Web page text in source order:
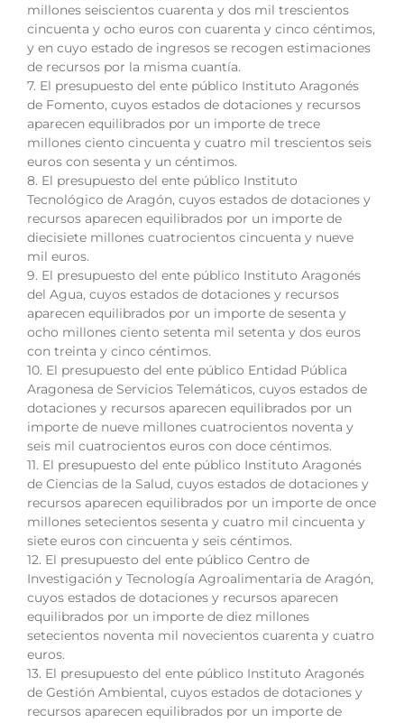
millones seiscientos cuarenta y dos mil trescientos
cincuenta y ocho euros con cuarenta y cinco céntimos,
y en cuyo estado de ingresos se recogen estimaciones
de recursos por la misma cuantía.
7. El presupuesto del ente público Instituto Aragonés
de Fomento, cuyos estados de dotaciones y recursos
aparecen equilibrados por un importe de trece
millones ciento cincuenta y cuatro mil trescientos seis
euros con sesenta y un céntimos.
8. El presupuesto del ente público Instituto
Tecnológico de Aragón, cuyos estados de dotaciones y
recursos aparecen equilibrados por un importe de
diecisiete millones cuatrocientos cincuenta y nueve
mil euros.
9. El presupuesto del ente público Instituto Aragonés
del Agua, cuyos estados de dotaciones y recursos
aparecen equilibrados por un importe de sesenta y
ocho millones ciento setenta mil setenta y dos euros
con treinta y cinco céntimos.
10. El presupuesto del ente público Entidad Pública
Aragonesa de Servicios Telemáticos, cuyos estados de
dotaciones y recursos aparecen equilibrados por un
importe de nueve millones cuatrocientos noventa y
seis mil cuatrocientos euros con doce céntimos.
11. El presupuesto del ente público Instituto Aragonés
de Ciencias de la Salud, cuyos estados de dotaciones y
recursos aparecen equilibrados por un importe de once
millones setecientos sesenta y cuatro mil cincuenta y
siete euros con cincuenta y seis céntimos.
12. El presupuesto del ente público Centro de
Investigación y Tecnología Agroalimentaria de Aragón,
cuyos estados de dotaciones y recursos aparecen
equilibrados por un importe de diez millones
setecientos noventa mil novecientos cuarenta y cuatro
euros.
13. El presupuesto del ente público Instituto Aragonés
de Gestión Ambiental, cuyos estados de dotaciones y
recursos aparecen equilibrados por un importe de